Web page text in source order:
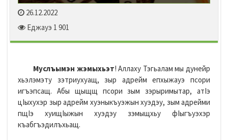
26.12.2022
Еджауэ 1 901
Муслъымэн жэмыхьэт! Аллаху Тэгьалам мы дунейр
хьэлэмэту зэтриухуащ, зыр адрейм епхыжауэ псори
игъэпсащ. Абы щыщщ псори зым зэрыримытар, атIэ
цIыхухэр зыр адрейм хуэныкъуэжын хуэдэу, зым адрейми
пщIэ хуищIыжын хуэдэу зэмыщхьу фIыгъуэхэр
къабгъэдилъхьащ.